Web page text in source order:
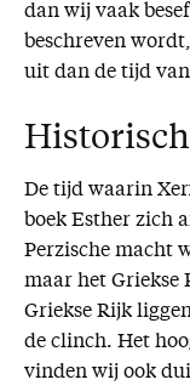
dan wij vaak
beschreven
uit dan de tijd
De tijd waarin
boek Esther zich
Perzische macht
maar het Griekse
Griekse Rijk
de clinch. Het
vinden wij ook